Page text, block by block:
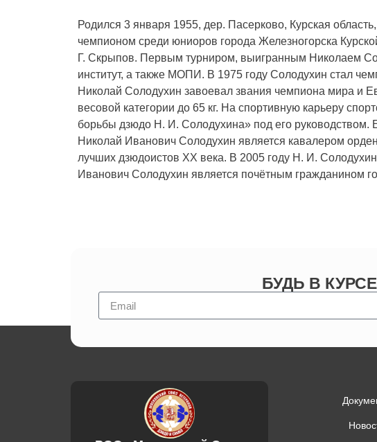
Родился 3 января 1955, дер. Пасерково, Курская
чемпионом среди юниоров города Железногорска
Г. Скрыпов. Первым турниром, выигранным Николаем
институт, а также МОПИ. В 1975 году Солодухин стал
Николай Солодухин завоевал звания чемпиона мира и
весовой категории до 65 кг. На спортивную карьеру
борьбы дзюдо Н. И. Солодухина» под его
Николай Иванович Солодухин является кавалером
лучших дзюдоистов XX века. В 2005 году Н. И.
Иванович Солодухин является почётным гражданином
БУДЬ В